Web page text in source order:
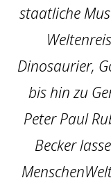
staatliche
Dinosaurier,
bis hin zu
Peter Paul
Becker